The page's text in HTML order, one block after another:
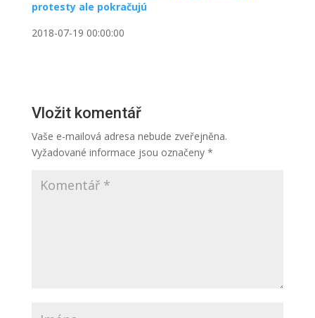
protesty ale pokračujú
2018-07-19 00:00:00
Vložit komentář
Vaše e-mailová adresa nebude zveřejněna.
Vyžadované informace jsou označeny *